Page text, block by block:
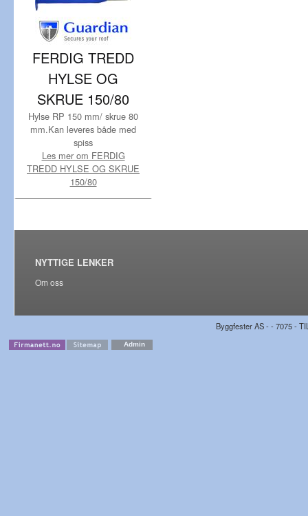
FERDIG TREDD
HYLSE OG
SKRUE 150/80
Hylse RP 150 mm/ skrue 80
mm.Kan leveres både med
spiss
Les mer om FERDIG
TREDD HYLSE OG SKRUE
150/80
NYTTIGE LENKER
Om oss
Byggfester AS - - 7075 -
Admin